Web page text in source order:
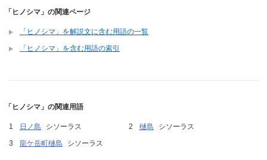
「ヒノシマ」の関連ページ
「ヒノシマ」を解説文に含む用語の一覧
「ヒノシマ」を含む用語の索引
「ヒノシマ」の関連用語
日ノ島 シソーラス 樋島
シソーラス
龍ケ岳町樋島
シソーラス